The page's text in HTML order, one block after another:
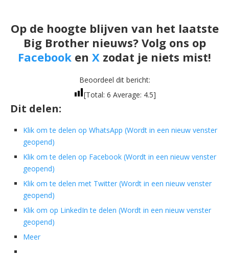
Op de hoogte blijven van het laatste
Big Brother nieuws? Volg ons op
Facebook en X zodat je niets mist!
Beoordeel dit bericht:
[Total: 6 Average: 4.5]
Dit delen:
Klik om te delen op WhatsApp (Wordt in een nieuw venster
geopend)
Klik om te delen op Facebook (Wordt in een nieuw venster
geopend)
Klik om te delen met Twitter (Wordt in een nieuw venster
geopend)
Klik om op LinkedIn te delen (Wordt in een nieuw venster
geopend)
Meer